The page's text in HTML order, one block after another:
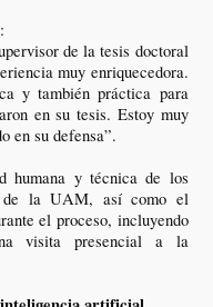
de la tesis doctoral
muy enriquecedora.
y también práctica para
en su tesis. Estoy muy
en su defensa”.
humana y técnica de los
de la UAM, así como el
el proceso, incluyendo
visita presencial a la